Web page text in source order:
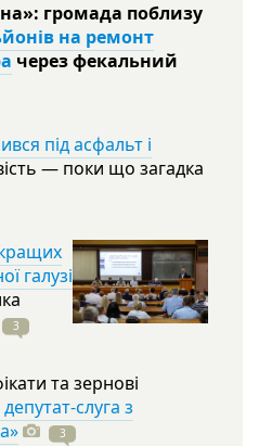
громада поблизу
на ремонт
через фекальний
під асфальт і
— поки що загадка
галузі
3
та зернові
слуга з
3